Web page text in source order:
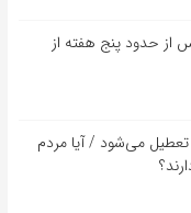
از حدود پنج هفته از
تعطیل می‌شود / آیا مردم